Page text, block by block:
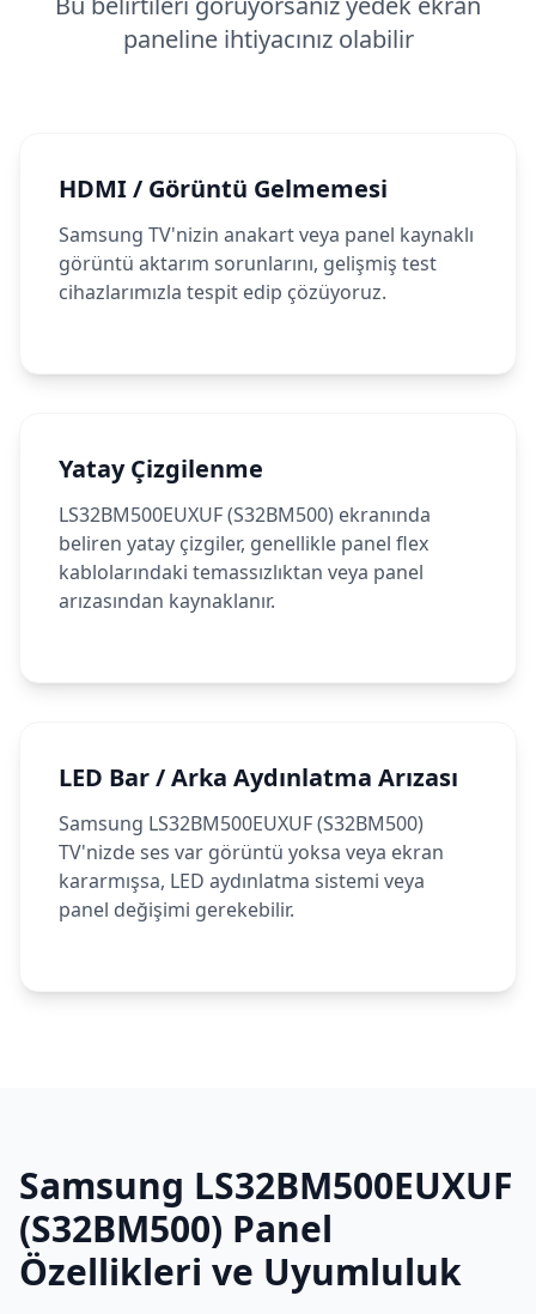
paneline ihtiyacınız olabilir
HDMI / Görüntü Gelmemesi
Samsung TV'nizin anakart veya panel kaynaklı
görüntü aktarım sorunlarını, gelişmiş test
cihazlarımızla tespit edip çözüyoruz.
Yatay Çizgilenme
LS32BM500EUXUF (S32BM500) ekranında
beliren yatay çizgiler, genellikle panel flex
kablolarındaki temassızlıktan veya panel
arızasından kaynaklanır.
LED Bar / Arka Aydınlatma Arızası
Samsung LS32BM500EUXUF (S32BM500)
TV'nizde ses var görüntü yoksa veya ekran
kararmışsa, LED aydınlatma sistemi veya
panel değişimi gerekebilir.
Samsung LS32BM500EUXUF
(S32BM500) Panel
Özellikleri ve Uyumluluk